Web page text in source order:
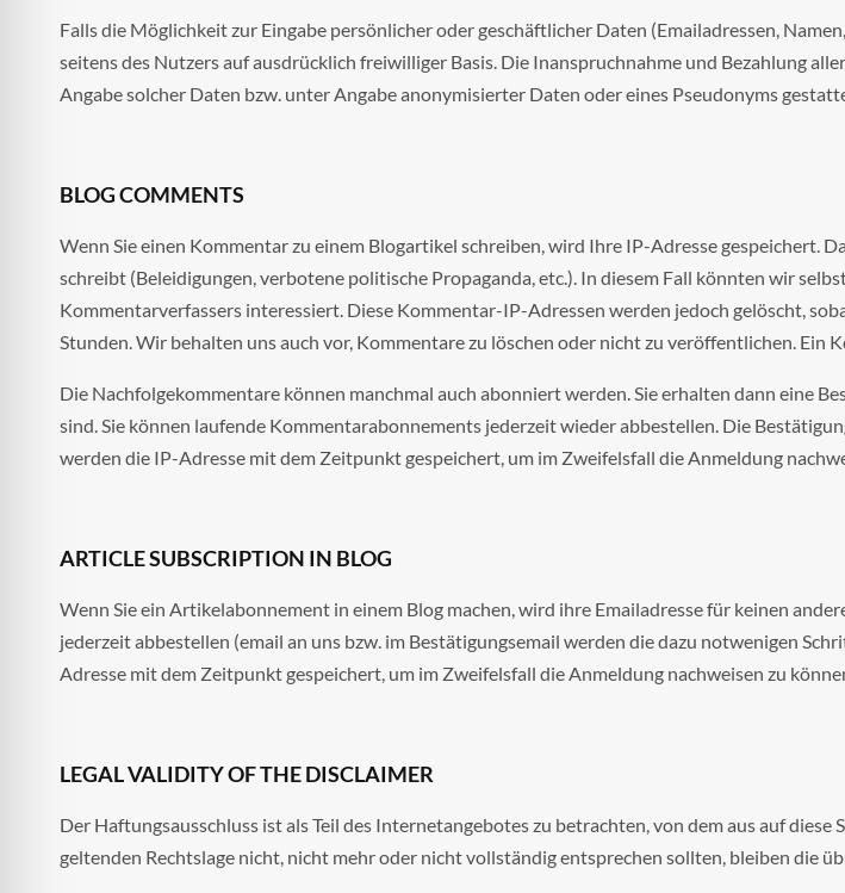
Falls die Möglichkeit zur Eingabe persönlicher oder geschäftlicher Daten (Emailadressen,
seitens des Nutzers auf ausdrücklich freiwilliger Basis. Die Inanspruchnahme und Bezahlung
Angabe solcher Daten bzw. unter Angabe anonymisierter Daten oder eines Pseudonyms
BLOG COMMENTS
Wenn Sie einen Kommentar zu einem Blogartikel schreiben, wird Ihre IP-Adresse gespeichert.
schreibt (Beleidigungen, verbotene politische Propaganda, etc.). In diesem Fall könnten wir
Kommentarverfassers interessiert. Diese Kommentar-IP-Adressen werden jedoch gelöscht,
Stunden. Wir behalten uns auch vor, Kommentare zu löschen oder nicht zu veröffentlichen. Ein
Die Nachfolgekommentare können manchmal auch abonniert werden. Sie erhalten dann eine
sind. Sie können laufende Kommentarabonnements jederzeit wieder abbestellen. Die
werden die IP-Adresse mit dem Zeitpunkt gespeichert, um im Zweifelsfall die Anmeldung
ARTICLE SUBSCRIPTION IN BLOG
Wenn Sie ein Artikelabonnement in einem Blog machen, wird ihre Emailadresse für keinen
jederzeit abbestellen (email an uns bzw. im Bestätigungsemail werden die dazu notwenigen
Adresse mit dem Zeitpunkt gespeichert, um im Zweifelsfall die Anmeldung nachweisen zu
LEGAL VALIDITY OF THE DISCLAIMER
Der Haftungsausschluss ist als Teil des Internetangebotes zu betrachten, von dem aus auf
geltenden Rechtslage nicht, nicht mehr oder nicht vollständig entsprechen sollten, bleiben die